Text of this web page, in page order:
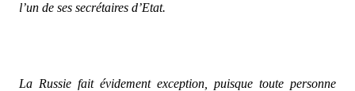
l’un de ses secrétaires d’Etat.
La Russie fait évidement exception, puisque toute personne